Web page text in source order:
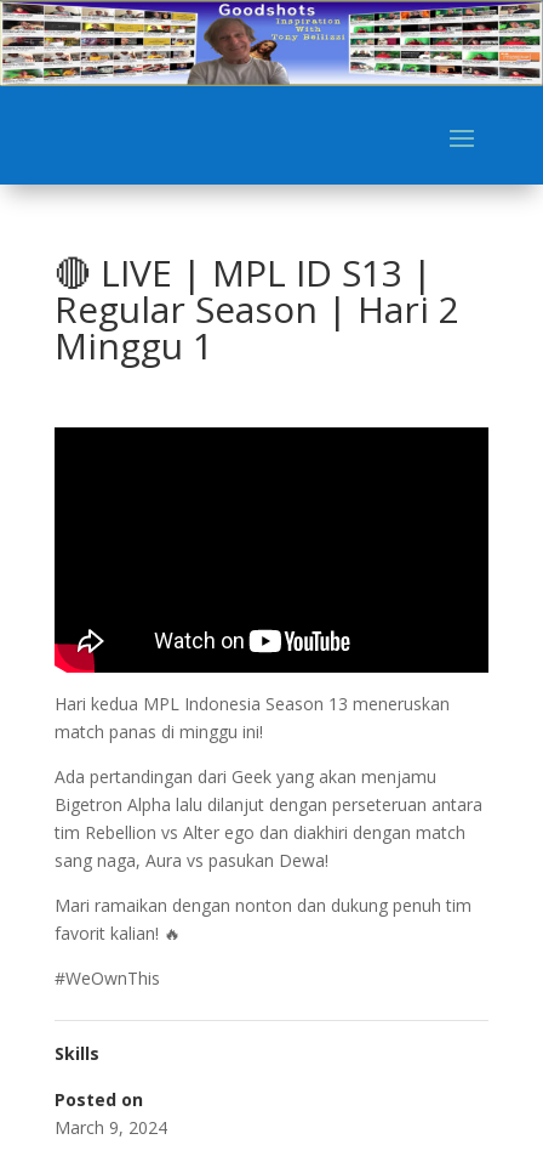
🔴 LIVE | MPL ID S13 |
Regular Season | Hari 2
Minggu 1
Hari kedua MPL Indonesia Season 13 meneruskan
match panas di minggu ini!
Ada pertandingan dari Geek yang akan menjamu
Bigetron Alpha lalu dilanjut dengan perseteruan antara
tim Rebellion vs Alter ego dan diakhiri dengan match
sang naga, Aura vs pasukan Dewa!
Mari ramaikan dengan nonton dan dukung penuh tim
favorit kalian! 🔥
#WeOwnThis
Skills
Posted on
March 9, 2024